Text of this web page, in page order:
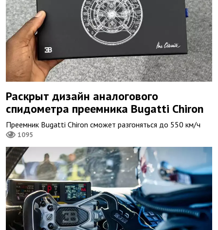
Раскрыт дизайн аналогового
спидометра преемника Bugatti Chiron
Преемник Bugatti Chiron сможет разгоняться до 550 км/ч
1095